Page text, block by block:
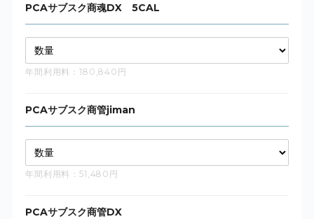
PCAサブスク商魂DX 5CAL
年間利用料：180,840円
PCAサブスク商管jiman
年間利用料：51,480円
PCAサブスク商管DX